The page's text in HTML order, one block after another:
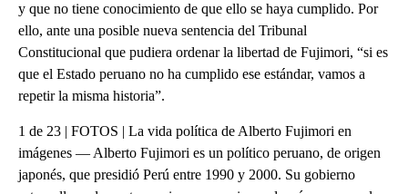
y que no tiene conocimiento de que ello se haya cumplido. Por
ello, ante una posible nueva sentencia del Tribunal
Constitucional que pudiera ordenar la libertad de Fujimori, “si es
que el Estado peruano no ha cumplido ese estándar, vamos a
repetir la misma historia”.
1 de 23 | FOTOS | La vida política de Alberto Fujimori en imágenes — Alberto Fujimori es un político peruano, de origen japonés, que presidió Perú entre 1990 y 2000. Su gobierno estuvo lleno de controversias y acusaciones de crímenes, por las que finalmente fue condenado a 25 años de prisión. En esta foto aparece en un desfile militar en Lima en julio de 1991. (Crédito: HECTOR MATA/AFP via Getty Images) → 2 de 23 | Esta foto de 1940 muestra una foto de la familia del expresidente Alberto Fujimori (segundo a la derecha) cuando él era un bebé junto a su mamá Matsuei (tercera a la izquierda), su hermana Rosa (a la derecha). La niña a su lado derecho no está identificada. Los padres de Fujimori emigraron a Perú en 1934, 35 años después de la llegada de los primeros inmigrantes japoneses a Perú. (Crédito: JAIME RAZURI/AFP via Getty Images) 3 de 23 | Fujimori fue elegido presidente de Perú en 1990. Recibió el país sumido en un caos económico. En sus primeros años de gobierno y tras una reforma económica, el llamado “Fuji-shock” allanó el camino para la recuperación y crecimiento económicos. (Crédito: DANTE ZEGARRA/AFP via Getty Images) 4 de 23 | Conocido como “El Chino” por sus orígenes japoneses, Fujimori tuvo un estilo autoritario durante sus gobiernos. Tanto así que disolvió el Congreso en 1992, una acción que fue condenada por la comunidad internacional, pero bien recibida por muchos peruanos. En esta foto de 1990, Fujimori es recibido como un héroe con cánticos por personas de su ciudad ancestral Kawachi, en Japón. (Crédito: KAZUHIRO NOGI/AFP via Getty Images) 5 de 23 | Alberto Fujimori fue condenado a 25 años de prisión por asesinato, secuestro y corrupción, además de actos de corrupción cometidos durante su gobierno, entre 1990 y 2000. En esta foto aparece Fujimori en 2007 ante la Corte Suprema de Justicia que lo condenó ese año. (Crédito: JAIME RAZURI/AFP via Getty Images) 6 de 23 | Fujimori impuso medidas para derrotar el terrorismo doméstico que desangró al país por más de una década. Durante su gobierno fue capturado Abimael Guzmán (en esta foto), el líder del grupo guerrillero Sendero Luminoso, responsable por innumerables muertes en el país. (Crédito: HECTOR MATA/AFP via Getty Images) 7 de 23 | En 1997 terminó con una toma de rehenes que duró cuatro meses, por parte del grupo guerrillero Movimiento Revolucionario Tupac Amaru (MRTA), en la residencia del embajador de Japón en Perú. En esta foto aparecen miembros de las fuerzas especiales de Perú sacando a rehenes de la residencia del embajador donde estaban secuestrados. Un rehén, dos soldados y todos los rebeldes de MRTA murieron en la operación. (Crédito: MARIE HIPPENMEYER/AFP via Getty Images) 8 de 23 | Con Fujimori el país quedó dividido: sus seguidores dicen que Fujimori recuperó la economía de Perú y acabó con el terrorismo. Pero sus opositores dicen que el expresidente construyó un régimen autocrático y corrupto, controló los medios de comunicación y violó derechos humanos. En esta foto de archivo aparece Fujimori visitando un barrio pobre de Lima el 20 de agosto de 1992. (Crédito: YURI CORTEZ/AFP via Getty Images) 9 de 23 | Fujimori ganó la presidencia tres veces y estuvo en el poder desde 1990 hasta el año 2000, a pesar de las acusones de irregularidades durante su gobierno. En esta foto de 1997 aparece el presidente de Perú saludando en Nueva York. (Crédito: JON LEVY/AFP via Getty Images) 10 de 23 | Pero grupos de derechos humanos y miles víctimas aseguraron que durante su presidencia Fujimori llevó a cabo una campaña de esterilización que fue parte de un programa de control de la natalidad en la década de 1990 en zonas rurales del país. En esta foto del año 2000, manifestantes protestan contra Fujimori frente al Palacio de Justicia de Lima, cuando Fujimori se posesionaba para un tercer mandato. (Crédito: FIDEL CARRILLO / AFP) (Photo by FIDEL CARRILLO/AFP via Getty Images) 11 de 23 | El fin de su régimen empezó cuando estalló un escándalo de corrupción que sacudió a su gobierno, con su jefe de inteligencia, Vladimiro Montesinos, en el centro del escándalo con los llamados ‘vladivideos’, una colección de videos caseros elaborados por su asesor que hicieron caer a Fujimori tras una década en el poder. (Crédito: Newsmakers) 12 de 23 | Vladimiro Montesinos, exjefe de inteligencia de Fujimori, cumple una condena de cárcel de 20 años por delitos de corrupción y violación de derechos humanos, además por su participación en un intercambio ilegal de armas con rebeldes colombianos y otra de 15 años por cargos de corrupción. (Crédito: EITAN ABRAMOVICH/AFP via Getty Images) 13 de 23 | Fujimori negó cualquier delito o mala actuación, y en el año 2000, luego de asistir a una cumbre de la OPEP, llegó a Japón alegando ciudadanía japonesa como hijo de inmigrantes japoneses. Esto con el fin de evitar la extradición. El 13 de noviembre de 2000 Fujimori renunció a la presidencia vía fax desde Japón. En esta foto Fujimori habla con periodistas desde Tokio el 21 de noviembre. (Crédito: TOSHIFUMI KITAMURA/AFP via Getty Images) 14 de 23 | El Congreso de Perú no aceptó su renuncia y el 21 de noviembre de 2000 lo declaró “incapazmente moral” y lo destituyó del cargo. En esta foto aparece un grafiti en Lima repudiando a Fujimori y a Montesinos. (Crédito: FIDEL CARRILLO/AFP via Getty Images) 15 de 23 | En 2005, Fujimori llega a Chile cuando se preparaba para un regreso político. Fue arrestado en el país vecino y años después extraditado a Perú para enfrentar cargos de violaciones a derechos humanos. También enfrentó cargos de corrupción, soborno y abuso de poder. En esta foto Fujimori, acompañado por funcionarios chilenos, sale del instituto policial de Santiago donde estaba detenido tras ser informado de su pedido de extradición por la justicia peruana. (Crédito: LUIS HIDALGO / AFP a través de Getty Images) 16 de 23 | En 2007 se lanza sin éxito al Senado de Japón para evitar su extradición. No logra un escaño en el senado japonés. Ese año, llegó extraditado a Perú y fue condenado a seis años de prisión. Dos años después, en 2009, enfrentó otro juicio y recibió otros 25 años de prisión por violación a derechos humanos, incluyendo secuestro. (Crédito: STR/AFP via Getty Images) 17 de 23 | “Soy inocente y no acepto esta sentencia, no acepto esta acusación”. Fujimori constantemente ha dicho que hizo lo que el país necesitaba. En esta foto aparece el expresidente en diciembre de 2007 al inicio de su juicio ante la justicia de Perú. (Crédito: FRANCISCO MEDINA TAGLE/AFP via Getty Images) 18 de 23 | En 2017 el entonces presidente de Perú Pedro Pablo Kuczynsky le concedió un inesperado indulto humanitario en la víspera de Navidad. La decisión produjo controversia en el país y dividió aún más a la opinión pública. “Soy consciente de que los resultados durante mi Gobierno de una parte fueron bien recibidos, pero reconozco por otro lado que he defraudado también a otros compatriotas. A ellos les pido perdón de todo corazón”, dijo Fujimori desde la cama del hospital ese año. 19 de 23 | Alberto Fujimori saluda a sus seguidores mientras sale de la Clínica Centenario de Lima el 4 de enero de 2018 tras doce días hospitalizado. Días antes había recibido el perdón humanitario del presidente PPK. (Crédito: LUKA GONZALES/AFP via Getty Images) 20 de 23 | El indulto humanitario de Fujimori generó protestas en Perú. (Crédito: CRIS BOURONCLE/AFP via Getty Images) 21 de 23 | La decisión del presidente Kuczynski fue rechazada por muchos en Perú, llamándolo “traidor” y pidiendo que Fujimori cumpliera su condena, como muestra esta foto tomada en Lima, Perú, el 30 de enero de 2018. (Crédito: CRIS BOURONCLE/AFP via Getty Images) 22 de 23 | Un año después de su indulto, en enero de 2019 le fue anulado el indulto humanitario a Fujimori y reingresó al establecimiento penitenciario d